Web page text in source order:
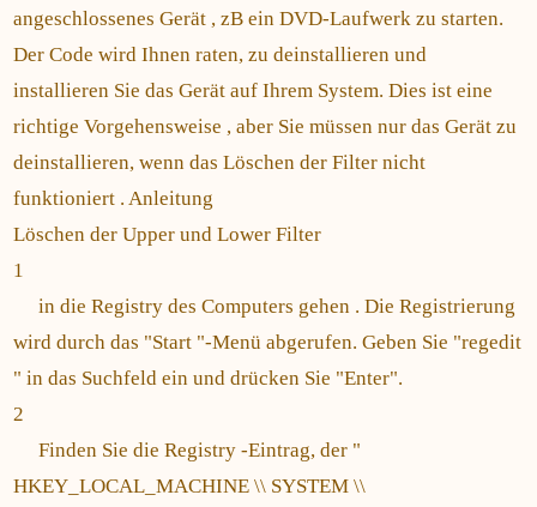
angeschlossenes Gerät , zB ein DVD-Laufwerk zu starten.
Der Code wird Ihnen raten, zu deinstallieren und
installieren Sie das Gerät auf Ihrem System. Dies ist eine
richtige Vorgehensweise , aber Sie müssen nur das Gerät zu
deinstallieren, wenn das Löschen der Filter nicht
funktioniert . Anleitung
Löschen der Upper und Lower Filter
1
in die Registry des Computers gehen . Die Registrierung
wird durch das "Start "-Menü abgerufen. Geben Sie "regedit
" in das Suchfeld ein und drücken Sie "Enter".
2
Finden Sie die Registry -Eintrag, der "
HKEY_LOCAL_MACHINE \\ SYSTEM \\